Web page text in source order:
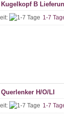
Kugelkopf B
1-7
H/O/LI
1-7